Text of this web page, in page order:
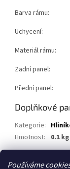
Používáme
Barva rámu:
Uchycení:
Materiál rámu:
Zadní panel:
Přední panel:
Doplňkové
Kategorie:
Hmotnost: 0.1 kg